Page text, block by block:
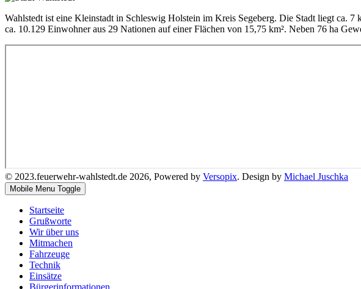
Wahlstedt ist eine Kleinstadt in Schleswig Holstein im Kreis Segeberg. Die Stadt liegt ca.
ca. 10.129 Einwohner aus 29 Nationen auf einer Flächen von 15,75 km². Neben 76 ha
© 2023.feuerwehr-wahlstedt.de 2026, Powered by Versopix. Design by Michael Juschka
Mobile Menu Toggle
Startseite
Grußworte
Wir über uns
Mitmachen
Fahrzeuge
Technik
Einsätze